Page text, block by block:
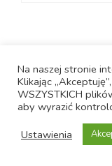
Komentarz
Na naszej stronie
Klikając
WSZYSTKICH
aby wyrazić
Ustawienia